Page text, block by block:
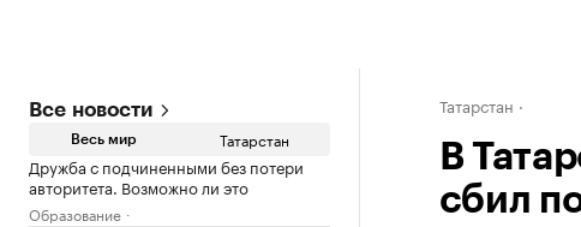
Все новости
Весь мир Татарстан
Дружба с подчиненными без потери
авторитета. Возможно ли это
Образование
Татарстан
В
сбил